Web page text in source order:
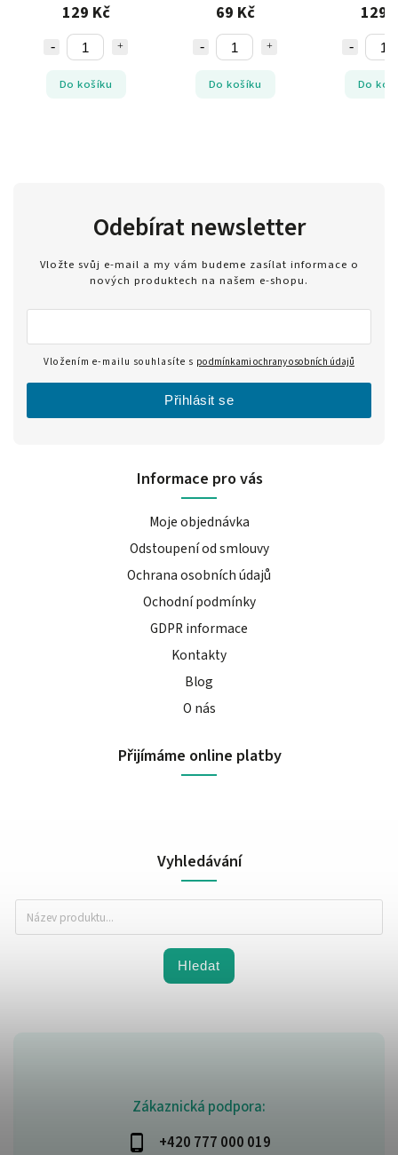
129 Kč
Do košíku
69 Kč
Do košíku
129
Do
Zákaznická podpora:
+420 777 000 019
Informace pro vás
Moje objednávka
Odstoupení od smlouvy
Ochrana osobních údajů
Ochodní podmínky
GDPR informace
Kontakty
Blog
O nás
Přijímáme online platby
Vyhledávání
Hledat
Odebírat newsletter
Vložte svůj e-mail a my vám budeme zasílat informace o
nových produktech na našem e-shopu.
Vložením e-mailu souhlasíte s podmínkami ochrany osobních údajů
Přihlásit se